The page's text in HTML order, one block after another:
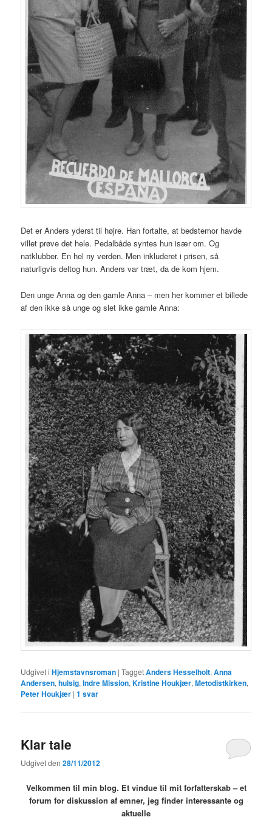
Det er Anders yderst til højre. Han fortalte, at bedstemor havde
villet prøve det hele. Pedalbåde syntes hun især om. Og
natklubber. En hel ny verden. Men inkluderet i prisen, så
naturligvis deltog hun. Anders var træt, da de kom hjem.
Den unge Anna og den gamle Anna – men her kommer et billede
af den ikke så unge og slet ikke gamle Anna:
Udgivet i Hjemstavnsroman |TaggetAnders Hesselholt,Anna
Andersen,hulsig,Indre Mission,Kristine Houkjær,Metodistkirken,
Peter Houkjær |1 svar
Klar tale
Udgivet den28/11/2012
Velkommen til min blog. Et vindue til mit forfatterskab – et
forum for diskussion af emner, jeg finder interessante og
aktuelle